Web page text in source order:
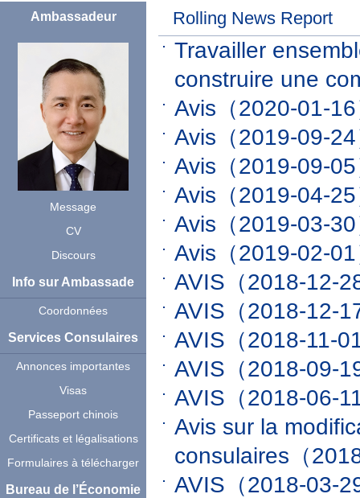
Ambassadeur
Message
CV
Discours
Info sur Ambassade
Coordonnées
Services Consulaires
Annonces importantes
Visas
Passeport chinois
Certificats et légalisations
Formulaires à télécharger
Bureau de l’Économie
Rolling News Report
Travailler
construire une
Avis （2020-01-
Avis （2019-09-
Avis （2019-09-
Avis （2019-04-
Avis （2019-03-
Avis （2019-02-
AVIS （2018-12-
AVIS （2018-12-
AVIS （2018-11-
AVIS （2018-09-
AVIS （2018-06-
Avis sur la
consulaires （
AVIS （2018-03-